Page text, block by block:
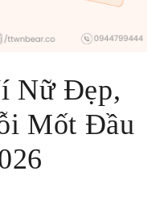
Nữ Đẹp,
Mốt Đầu